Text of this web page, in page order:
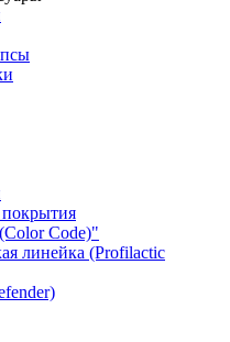
Code)"
линейка (Profilactic